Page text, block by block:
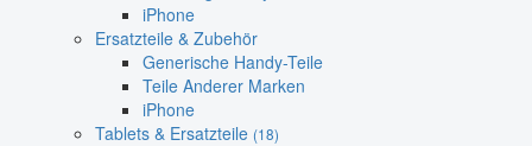
iPhone
Ersatzteile & Zubehör
Generische Handy-Teile
Teile Anderer Marken
iPhone
Tablets & Ersatzteile (18)